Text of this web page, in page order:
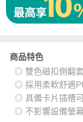
商品特色
◎ 雙色磁扣側翻
◎ 採用柔軟舒適
◎ 具備卡片插槽
◎ 不影響設備螢